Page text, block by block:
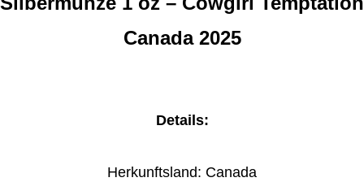
Canada 2025
Details:
Herkunftsland: Canada